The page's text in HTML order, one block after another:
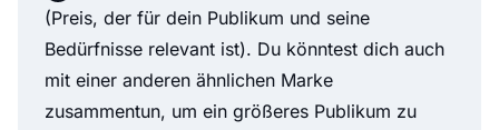
(Preis, der für dein Publikum und seine
Bedürfnisse relevant ist). Du könntest dich auch
mit einer anderen ähnlichen Marke
zusammentun, um ein größeres Publikum zu